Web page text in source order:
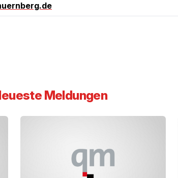
Meldungen